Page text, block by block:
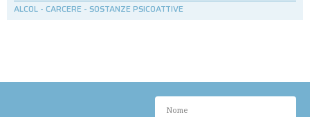
ALCOL - CARCERE - SOSTANZE PSICOATTIVE